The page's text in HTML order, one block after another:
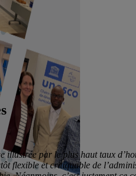
par le plus haut taux
flexible et critiquable de